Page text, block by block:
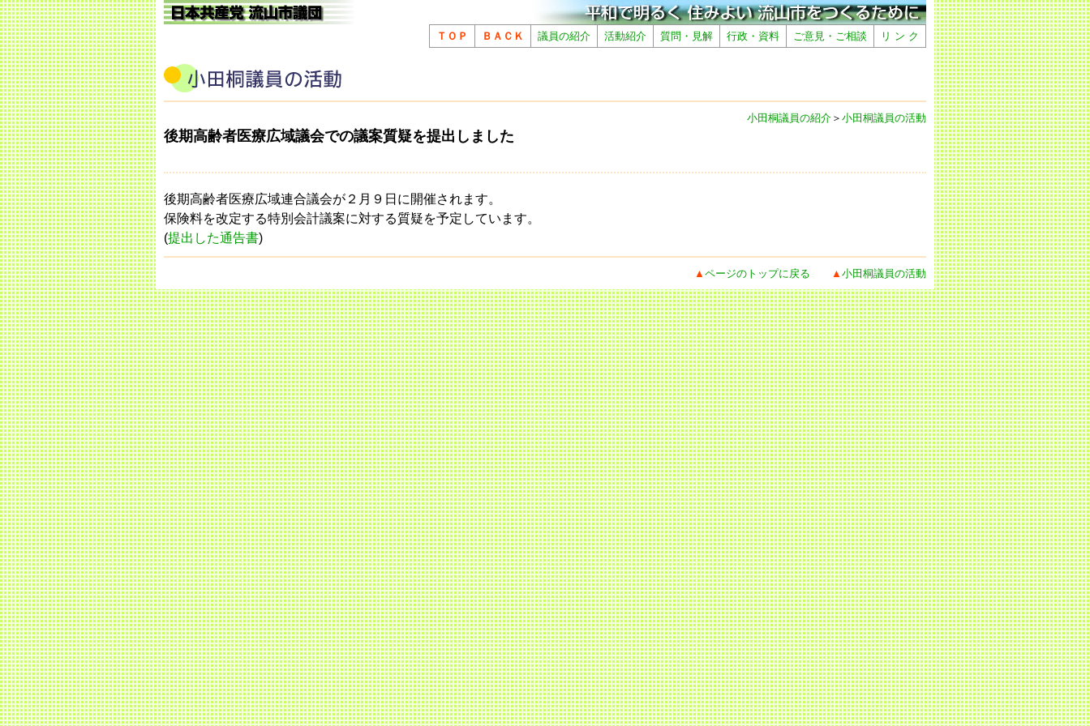
ＴＯＰ ＢＡＣＫ 議員の紹介 活動紹介 質問・見解 行政・資料 ご意見・ご相談 リ ン ク
小田桐議員の紹介 ＞ 小田桐議員の活動
後期高齢者医療広域議会での議案質疑を提出しました
後期高齢者医療広域連合議会が２月９日に開催されます。
保険料を改定する特別会計議案に対する質疑を予定しています。
(提出した通告書)
▲ ページのトップに戻る ▲ 小田桐議員の活動